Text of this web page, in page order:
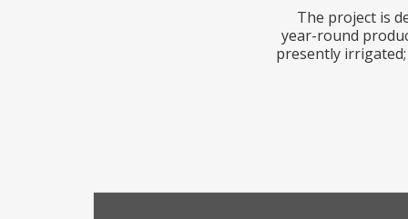
The project is
year-round
presently